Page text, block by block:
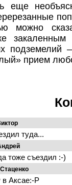
еще
можно
закаленным
подземелий
прием
туда...
тоже съездил :-)
в Аксае:-Р